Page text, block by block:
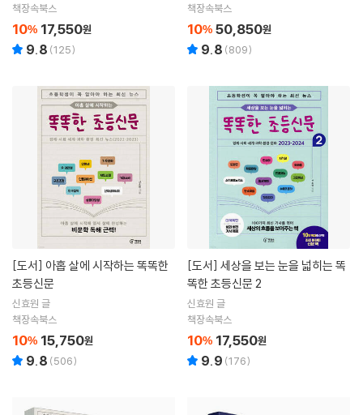
책장속북스
10% 17,550원
9.8 (125)
책장속북스
10% 50,850원
9.8 (809)
[도서]
초등신문
신효원 글
책장속북스
10% 15,750원
9.8 (506)
[도서]
똑한 초등신문 2
신효원 글
책장속북스
10% 17,550원
9.9 (176)